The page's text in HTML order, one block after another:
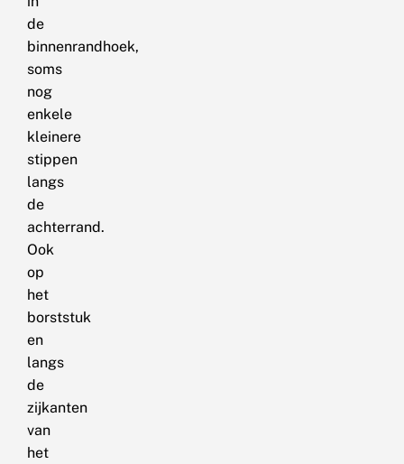
de
binnenrandhoek,
soms
nog
enkele
kleinere
stippen
langs
de
achterrand.
Ook
op
het
borststuk
en
langs
de
zijkanten
van
het